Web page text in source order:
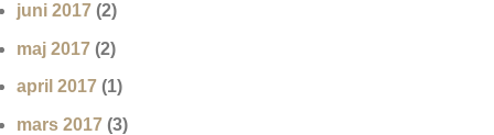
juni 2017 (2)
maj 2017 (2)
april 2017 (1)
mars 2017 (3)